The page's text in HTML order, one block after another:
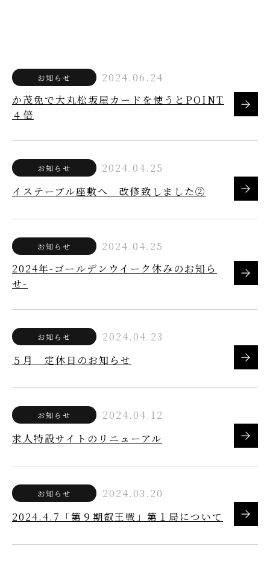
お知らせ
2024.06.24
か茂免で大丸松坂屋カードを使うとPOINT
４倍
お知らせ
2024.04.25
イステーブル座敷へ 改修致しました②
お知らせ
2024.04.25
2024年-ゴールデンウイーク休みのお知ら
せ-
お知らせ
2024.04.23
５月 定休日のお知らせ
お知らせ
2024.04.12
求人特設サイトのリニューアル
お知らせ
2024.03.20
2024.4.7「第９期叡王戦」第１局について